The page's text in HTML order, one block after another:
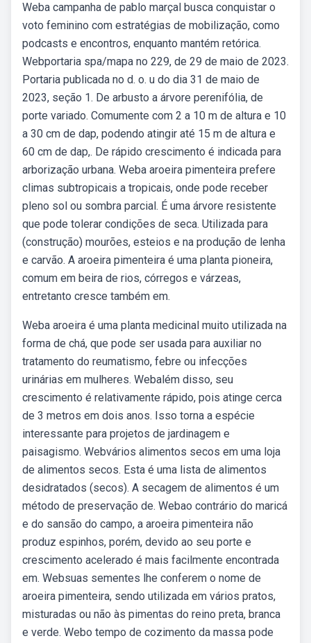
Weba campanha de pablo marçal busca conquistar o
voto feminino com estratégias de mobilização, como
podcasts e encontros, enquanto mantém retórica.
Webportaria spa/mapa no 229, de 29 de maio de 2023.
Portaria publicada no d. o. u do dia 31 de maio de
2023, seção 1. De arbusto a árvore perenifólia, de
porte variado. Comumente com 2 a 10 m de altura e 10
a 30 cm de dap, podendo atingir até 15 m de altura e
60 cm de dap,. De rápido crescimento é indicada para
arborização urbana. Weba aroeira pimenteira prefere
climas subtropicais a tropicais, onde pode receber
pleno sol ou sombra parcial. É uma árvore resistente
que pode tolerar condições de seca. Utilizada para
(construção) mourões, esteios e na produção de lenha
e carvão. A aroeira pimenteira é uma planta pioneira,
comum em beira de rios, córregos e várzeas,
entretanto cresce também em.
Weba aroeira é uma planta medicinal muito utilizada na
forma de chá, que pode ser usada para auxiliar no
tratamento do reumatismo, febre ou infecções
urinárias em mulheres. Webalém disso, seu
crescimento é relativamente rápido, pois atinge cerca
de 3 metros em dois anos. Isso torna a espécie
interessante para projetos de jardinagem e
paisagismo. Webvários alimentos secos em uma loja
de alimentos secos. Esta é uma lista de alimentos
desidratados (secos). A secagem de alimentos é um
método de preservação de. Webao contrário do maricá
e do sansão do campo, a aroeira pimenteira não
produz espinhos, porém, devido ao seu porte e
crescimento acelerado é mais facilmente encontrada
em. Websuas sementes lhe conferem o nome de
aroeira pimenteira, sendo utilizada em vários pratos,
misturadas ou não às pimentas do reino preta, branca
e verde. Webo tempo de cozimento da massa pode